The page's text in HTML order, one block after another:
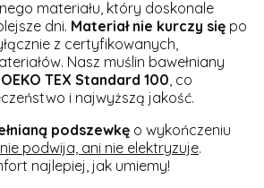
materiału, który doskonale
dni. Materiał nie kurczy się po
z certyfikowanych,
Nasz muślin bawełniany
OEKO TEX Standard 100, co
i najwyższą jakość.
podszewkę o wykończeniu
nie podwija, ani nie elektryzuje.
najlepiej, jak umiemy!